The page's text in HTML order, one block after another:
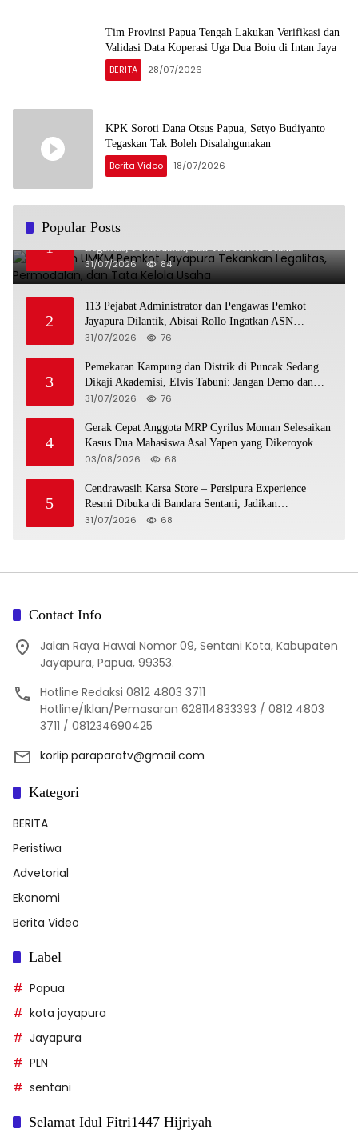
Tim Provinsi Papua Tengah Lakukan Verifikasi dan
Validasi Data Koperasi Uga Dua Boiu di Intan Jaya
BERITA 28/07/2026
KPK Soroti Dana Otsus Papua, Setyo Budiyanto
Tegaskan Tak Boleh Disalahgunakan
Berita Video 18/07/2026
Popular Posts
1
Pelatihan UMKM Pemkot Jayapura Tekankan
31/07/2026 84
2
113 Pejabat Administrator dan Pengawas Pemkot
Jayapura Dilantik, Abisai Rollo Ingatkan ASN
Tingkatkan Kinerja dan Pelayanan Publik
31/07/2026 76
3
Pemekaran Kampung dan Distrik di Puncak Sedang
Dikaji Akademisi, Elvis Tabuni: Jangan Demo dan
Palang Jalan
31/07/2026 76
4
Gerak Cepat Anggota MRP Cyrilus Moman Selesaikan
Kasus Dua Mahasiswa Asal Yapen yang Dikeroyok
03/08/2026 68
5
Cendrawasih Karsa Store – Persipura Experience
Resmi Dibuka di Bandara Sentani, Jadikan
Merchandise Opsi Cinderamata Khas Jayapura
31/07/2026 68
Contact Info
Jalan Raya Hawai Nomor 09, Sentani Kota, Kabupaten
Jayapura, Papua, 99353.
Hotline Redaksi 0812 4803 3711
Hotline/Iklan/Pemasaran 628114833393 / 0812 4803
3711 / 081234690425
korlip.paraparatv@gmail.com
Kategori
BERITA
Peristiwa
Advetorial
Ekonomi
Berita Video
Label
Papua
kota jayapura
Jayapura
PLN
sentani
Selamat Idul Fitri1447 Hijriyah